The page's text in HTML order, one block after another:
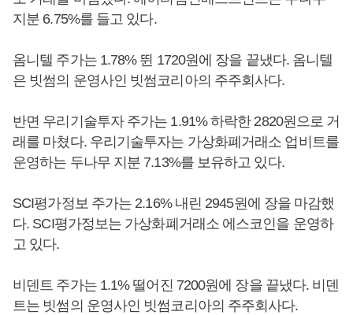
지분 6.75%를 들고 있다.
옴니텔 주가는 1.78% 뛴 1720원에 장을 끝냈다. 옴니텔
은 빗썸의 운영사인 빗썸코리아의 주주회사다.
반면 우리기술투자 주가는 1.91% 하락한 2820원으로 거
래를 마쳤다. 우리기술투자는 가상화폐거래소 업비트를
운영하는 두나무 지분 7.13%를 보유하고 있다.
SCI평가정보 주가는 2.16% 내린 2945원에 장을 마감했
다. SCI평가정보는 가상화폐거래소 에스코인을 운영하
고 있다.
비덴트 주가는 1.1% 떨어진 7200원에 장을 끝냈다. 비덴
트는 빗썸의 운영사인 빗썸코리아의 주주회사다.